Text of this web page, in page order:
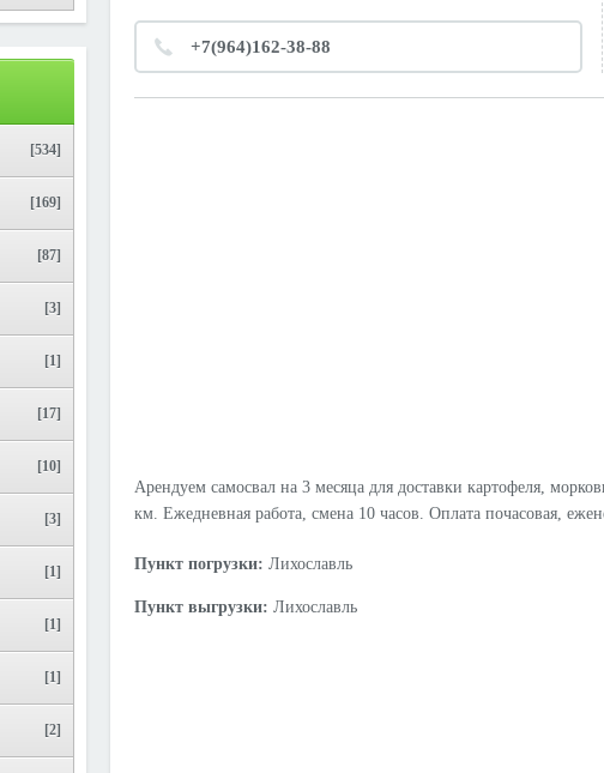
[534]
[169]
[87]
[3]
[1]
[17]
[10]
[3]
[1]
[1]
[1]
[2]
+7(964)162-38-88
Арендуем самосвал на 3 месяца для доставки картофеля,
км. Ежедневная работа, смена 10 часов. Оплата почасовая,
Пункт погрузки: Лихославль
Пункт выгрузки: Лихославль